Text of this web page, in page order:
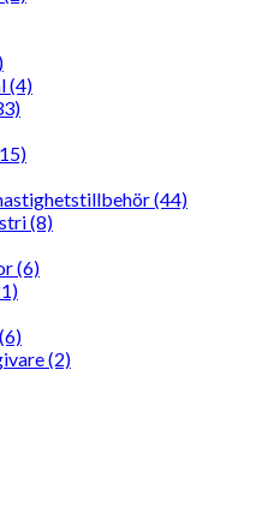
(4)
(44)
(8)
(6)
(2)